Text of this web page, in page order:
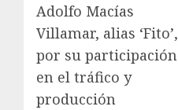
Adolfo Macías
Villamar, alias ‘Fito’,
por su participación
en el tráfico y
producción